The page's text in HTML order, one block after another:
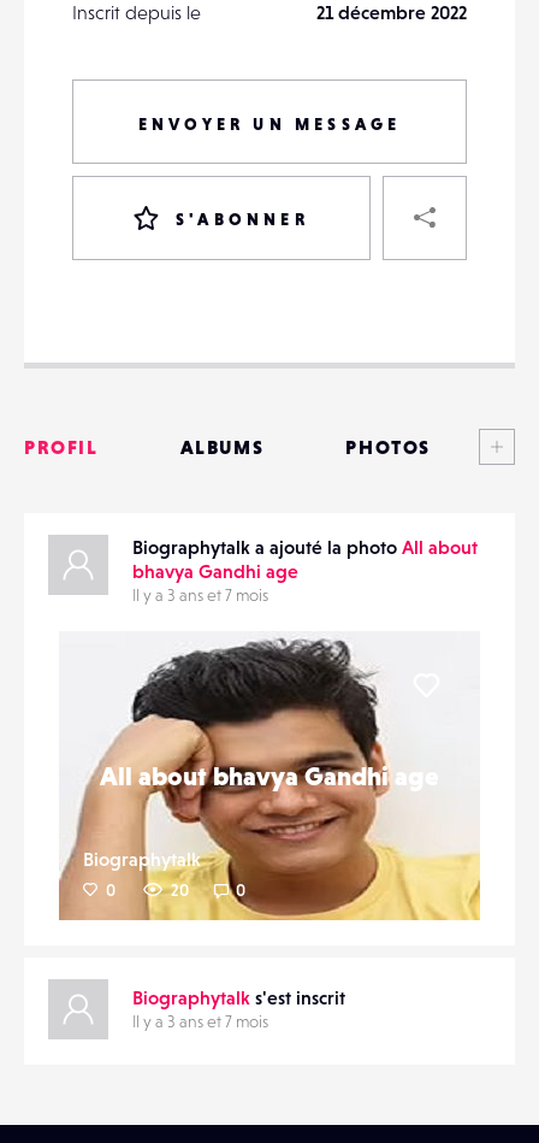
Inscrit depuis le
21 décembre 2022
ENVOYER UN MESSAGE
S'ABONNER
DESTINATAIRE
VOTRE
VOTRE
PROFIL ALBUMS PHOTOS
MATÉRIELS
ÉVÉNEMENTS
FAVORIS
Biographytalk a ajouté la photo All about
bhavya Gandhi age
Il y a 3 ans et 7 mois
All about bhavya Gandhi age
Biographytalk
0 20 0
Biographytalk s'est inscrit
Il y a 3 ans et 7 mois